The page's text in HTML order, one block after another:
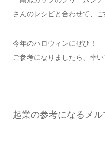
さんのレシピと合わせて、ご
今年のハロウィンにぜひ！
ご参考になりましたら、幸い
起業の参考になるメル